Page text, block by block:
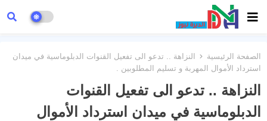
الصفحة الرئيسية
النزاهة .. تدعو الى تفعيل القنوات الدبلوماسية في ميدان
استرداد الأموال المهربة و تسليم المطلوبين .
النزاهة .. تدعو الى تفعيل القنوات
الدبلوماسية في ميدان استرداد الأموال